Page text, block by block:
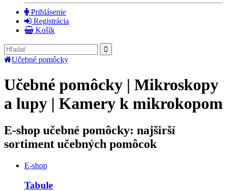
Prihlásenie
Registrácia
Košík
Učebné pomôcky
Učebné pomôcky | Mikroskopy
a lupy | Kamery k mikrokopom
E-shop učebné pomôcky: najširší
sortiment učebných pomôcok
E-shop
Tabule